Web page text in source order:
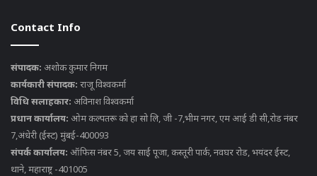
Contact Info
संपादक: अशोक कुमार निगम
कार्यकारी संपादक: राजू विश्वकर्मा
विधि सलाहकार: अविनाश विश्वकर्मा
प्रधान कार्यालय: ओम कल्पतरू को हा सो लि, जी -7,भीम नगर, एम आई डी सी,रोड नंबर
7,अंधेरी (ईस्ट) मुंबई-400093
संपर्क कार्यालय: ऑफिस नंबर 5, जय साई पूजा, कस्तूरी पार्क, नवघर रोड, भयंदर ईस्ट,
थाने, महाराष्ट्र -401005